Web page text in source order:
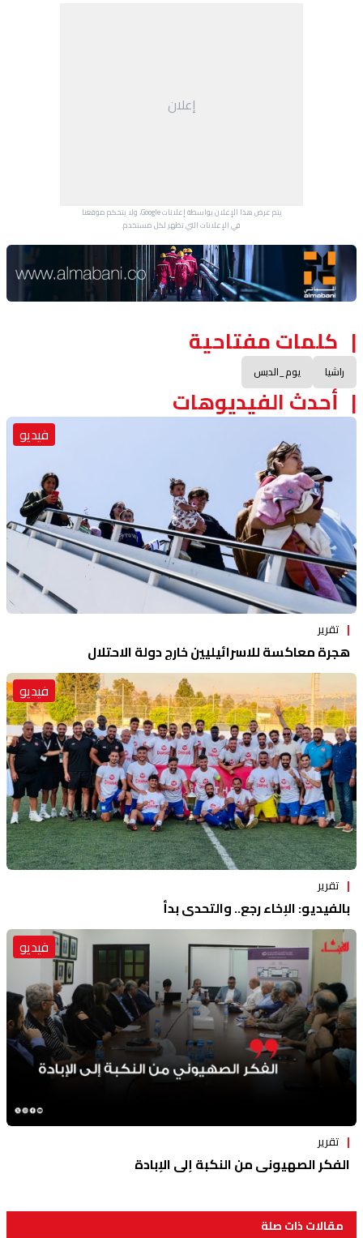
إعلان
يتم عرض هذا الإعلان بواسطة إعلانات Google، ولا يتحكم موقعنا
في الإعلانات التي تظهر لكل مستخدم.
Advertisement Section
كلمات مفتاحية
راشيا يوم_الدبس
أحدث الفيديوهات
فيديو
تقرير
هجرة معاكسة للاسرائيليين خارج دولة الاحتلال
فيديو
تقرير
بالفيديو: الإخاء رجع.. والتحدي بدأ
فيديو
تقرير
الفكر الصهيوني من النكبة إلى الإبادة
مقالات ذات صلة